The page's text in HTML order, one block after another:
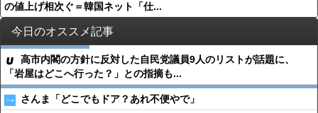
の値上げ相次ぐ＝韓国ネット「仕...
今日のオススメ記事
高市内閣の方針に反対した自民党議員9人のリストが話題に、
「岩屋はどこへ行った？」との指摘も...
さんま「どこでもドア？あれ不便やで」